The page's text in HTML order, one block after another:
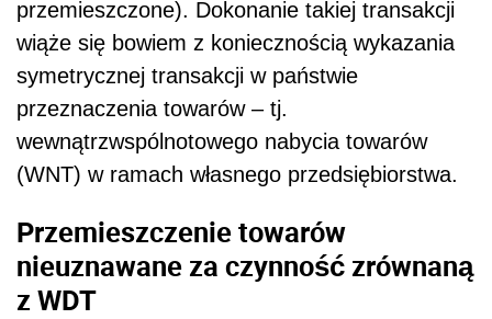
przemieszczone). Dokonanie takiej transakcji
wiąże się bowiem z koniecznością wykazania
symetrycznej transakcji w państwie
przeznaczenia towarów – tj.
wewnątrzwspólnotowego nabycia towarów
(WNT) w ramach własnego przedsiębiorstwa.
Przemieszczenie towarów
nieuznawane za czynność zrównaną
z WDT